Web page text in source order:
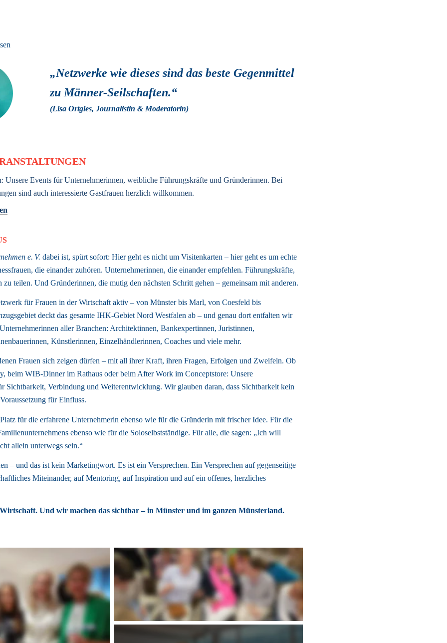
„Netzwerke wie dieses sind das beste Gegenmittel
zu Männer-Seilschaften.“
(Lisa Ortgies, Journalistin & Moderatorin)
Unsere Events für Unternehmerinnen, weibliche Führungskräfte und Gründerinnen. Bei
sind auch interessierte Gastfrauen herzlich willkommen.
e. V. dabei ist, spürt sofort: Hier geht es nicht um Visitenkarten – hier geht es um echte
die einander zuhören. Unternehmerinnen, die einander empfehlen. Führungskräfte,
zu teilen. Und Gründerinnen, die mutig den nächsten Schritt gehen – gemeinsam mit anderen.
für Frauen in der Wirtschaft aktiv – von Münster bis Marl, von Coesfeld bis
deckt das gesamte IHK-Gebiet Nord Westfalen ab – und genau dort entfalten wir
aller Branchen: Architektinnen, Bankexpertinnen, Juristinnen,
Künstlerinnen, Einzelhändlerinnen, Coaches und viele mehr.
Frauen sich zeigen dürfen – mit all ihrer Kraft, ihren Fragen, Erfolgen und Zweifeln. Ob
beim WIB-Dinner im Rathaus oder beim After Work im Conceptstore: Unsere
Sichtbarkeit, Verbindung und Weiterentwicklung. Wir glauben daran, dass Sichtbarkeit kein
für Einfluss.
für die erfahrene Unternehmerin ebenso wie für die Gründerin mit frischer Idee. Für die
ebenso wie für die Soloselbstständige. Für alle, die sagen: „Ich will
allein unterwegs sein.“
– und das ist kein Marketingwort. Es ist ein Versprechen. Ein Versprechen auf gegenseitige
Miteinander, auf Mentoring, auf Inspiration und auf ein offenes, herzliches
Und wir machen das sichtbar – in Münster und im ganzen Münsterland.